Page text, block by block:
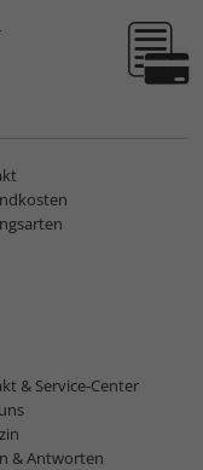
& Service-Center
& Antworten